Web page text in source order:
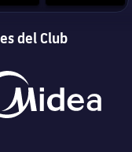
del Club